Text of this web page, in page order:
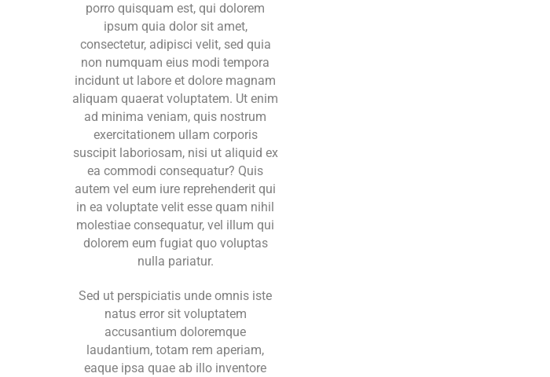
porro quisquam est, qui dolorem
ipsum quia dolor sit amet,
consectetur, adipisci velit, sed quia
non numquam eius modi tempora
incidunt ut labore et dolore magnam
aliquam quaerat voluptatem. Ut enim
ad minima veniam, quis nostrum
exercitationem ullam corporis
suscipit laboriosam, nisi ut aliquid ex
ea commodi consequatur? Quis
autem vel eum iure reprehenderit qui
in ea voluptate velit esse quam nihil
molestiae consequatur, vel illum qui
dolorem eum fugiat quo voluptas
nulla pariatur.
Sed ut perspiciatis unde omnis iste
natus error sit voluptatem
accusantium doloremque
laudantium, totam rem aperiam,
eaque ipsa quae ab illo inventore